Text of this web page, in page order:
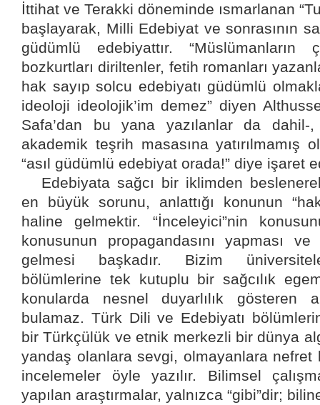
İttihat ve Terakki döneminde ısmarlanan
başlayarak, Milli Edebiyat ve sonrasının
güdümlü edebiyattır. “Müslümanların
bozkurtları diriltenler, fetih romanları
hak sayıp solcu edebiyatı güdümlü
ideoloji ideolojik’im demez” diyen
Safa’dan bu yana yazılanlar da
akademik teşrih masasına yatırılmamış
“asıl güdümlü edebiyat orada!” diye işaret
Edebiyata sağcı bir iklimden
en büyük sorunu, anlattığı konunun
haline gelmektir. “İnceleyici”nin
konusunun propagandasını yapması
gelmesi başkadır. Bizim
bölümlerine tek kutuplu bir sağcılık
konularda nesnel duyarlılık gösteren
bulamaz. Türk Dili ve Edebiyatı
bir Türkçülük ve etnik merkezli bir dünya
yandaş olanlara sevgi, olmayanlara nefret
incelemeler öyle yazılır. Bilimsel
yapılan araştırmalar, yalnızca “gibi”dir;